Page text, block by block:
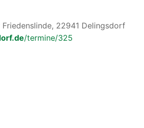
Friedenslinde, 22941 Delingsdorf
/termine/325